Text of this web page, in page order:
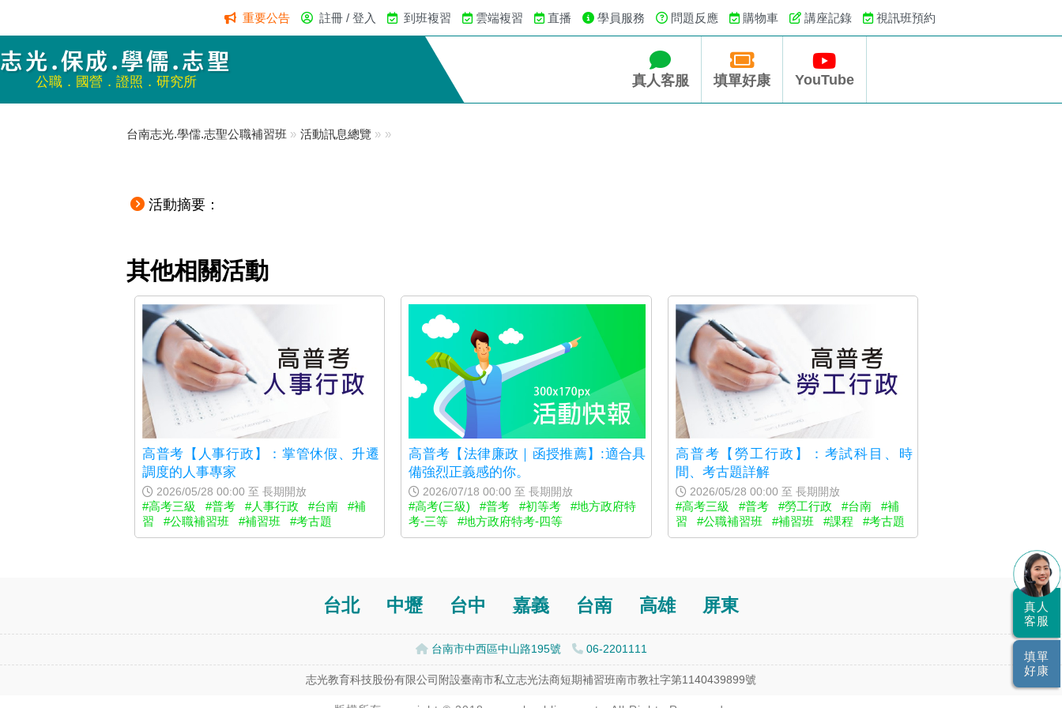
重要公告 註冊 / 登入 到班複習 雲端複習 直播 學員服務 問題反應 購物車 講座記錄 視訊班預約
志光.保成.學儒.志聖
公職．國營．證照．研究所 真人客服 填單好康 YouTube
真人
客服
填單
好康
台南志光.學儒.志聖公職補習班 » 活動訊息總覽 » »
活動摘要：
其他相關活動
高普考【人事行政】：掌管休假、升遷
調度的人事專家
2026/05/28 00:00 至 長期開放
#高考三級 #普考 #人事行政 #台南
#補
習
#公職補習班 #補習班 #考古題
高普考【法律廉政｜函授推薦】:適合具
備強烈正義感的你。
2026/07/18 00:00 至 長期開放
#高考(三級) #普考 #初等考
#地方政府特
考-三等
#地方政府特考-四等
高普考【勞工行政】：考試科目、時
間、考古題詳解
2026/05/28 00:00 至 長期開放
#高考三級 #普考 #勞工行政 #台南
#補
習
#公職補習班 #補習班 #課程 #考古題
台北 中壢 台中 嘉義 台南 高雄 屏東
台南市中西區中山路195號 06-2201111
志光教育科技股份有限公司附設臺南市私立志光法商短期補習班南市教社字第1140439899號